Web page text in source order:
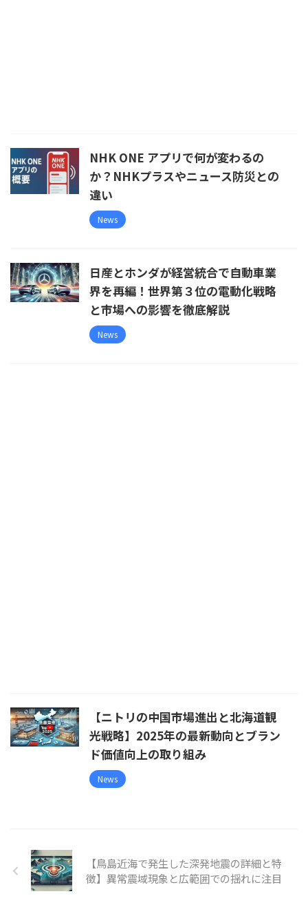
NHK ONE アプリで何が変わるの
か？NHKプラスやニュース防災との
違い
News
日産とホンダが経営統合で自動車業
界を再編！世界第３位の電動化戦略
と市場への影響を徹底解説
News
【ニトリの中国市場進出と北海道観
光戦略】2025年の最新動向とブラン
ド価値向上の取り組み
News
【鳥島近海で発生した深発地震の詳細と特
徴】異常震域現象と広範囲での揺れに注目